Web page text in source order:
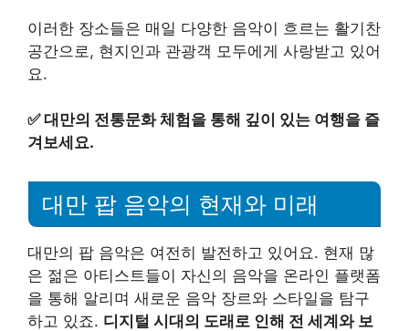
이러한 장소들은 매일 다양한 음악이 흐르는 활기찬
공간으로, 현지인과 관광객 모두에게 사랑받고 있어
요.
✅대만의 전통문화 체험을 통해 깊이 있는 여행을 즐
겨보세요.
대만 팝 음악의 현재와 미래
대만의 팝 음악은 여전히 발전하고 있어요. 현재 많
은 젊은 아티스트들이 자신의 음악을 온라인 플랫폼
을 통해 알리며 새로운 음악 장르와 스타일을 탐구
하고 있죠. 디지털 시대의 도래로 인해 전 세계와 보